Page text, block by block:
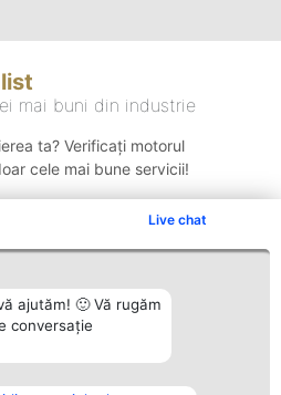
Live chat
ajutăm! 🙂 Vă rugăm
conversație
mai buni din industrie
ta? Verificați motorul
cele mai bune servicii!